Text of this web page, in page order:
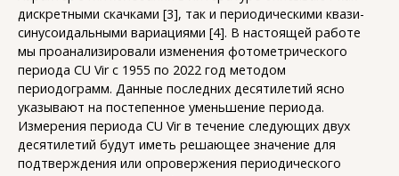
дискретными скачками [3], так и периодическими квази-
синусоидальными вариациями [4]. В настоящей работе
мы проанализировали изменения фотометрического
периода CU Vir с 1955 по 2022 год методом
периодограмм. Данные последних десятилетий ясно
указывают на постепенное уменьшение периода.
Измерения периода CU Vir в течение следующих двух
десятилетий будут иметь решающее значение для
подтверждения или опровержения периодического